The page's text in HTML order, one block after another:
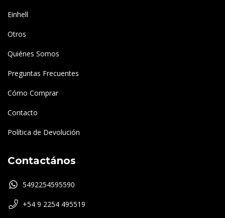
Einhell
Otros
Quiénes Somos
Preguntas Frecuentes
Cómo Comprar
Contacto
Política de Devolución
Contactános
5492254595590
+54 9 2254 495519